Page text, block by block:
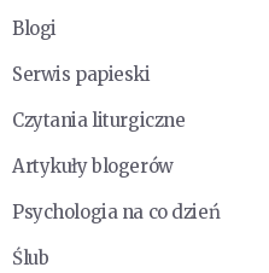
Blogi
Serwis papieski
Czytania liturgiczne
Artykuły blogerów
Psychologia na co dzień
Ślub